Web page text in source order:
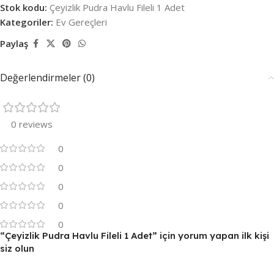
Stok kodu: Çeyizlik Pudra Havlu Fileli 1 Adet
Kategoriler: Ev Gereçleri
Paylaş
Değerlendirmeler (0)
0 reviews
0
0
0
0
0
“Çeyizlik Pudra Havlu Fileli 1 Adet” için yorum yapan ilk kişi
siz olun